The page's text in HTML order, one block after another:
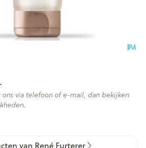
via telefoon of e-mail, dan bekijken
van René Furterer